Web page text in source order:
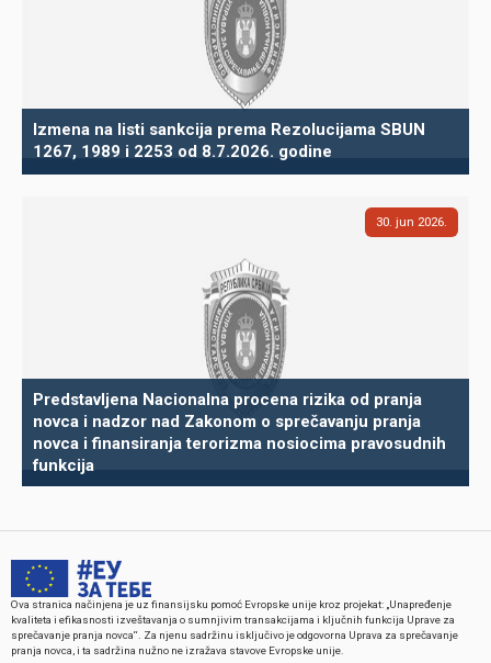
Izmena na listi sankcija prema Rezolucijama SBUN
1267, 1989 i 2253 od 8.7.2026. godine
30 jun 2026
Predstavljena Nacionalna procena rizika od pranja
novca i nadzor nad Zakonom o sprečavanju pranja
novca i finansiranja terorizma nosiocima pravosudnih
funkcija
Ova stranica načinjena je uz finansijsku pomoć Evropske unije kroz projekat: „Unapređenje
kvaliteta i efikasnosti izveštavanja o sumnjivim transakcijama i ključnih funkcija Uprave za
sprečavanje pranja novca“. Za njenu sadržinu isključivo je odgovorna Uprava za sprečavanje
pranja novca, i ta sadržina nužno ne izražava stavove Evropske unije.